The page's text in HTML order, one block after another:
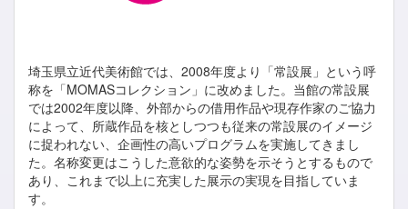
埼玉県立近代美術館では、2008年度より「常設展」という呼
称を「MOMASコレクション」に改めました。当館の常設展
では2002年度以降、外部からの借用作品や現存作家のご協力
によって、所蔵作品を核としつつも従来の常設展のイメージ
に捉われない、企画性の高いプログラムを実施してきまし
た。名称変更はこうした意欲的な姿勢を示そうとするもので
あり、これまで以上に充実した展示の実現を目指していま
す。